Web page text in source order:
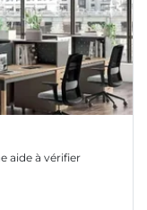
aide à vérifier